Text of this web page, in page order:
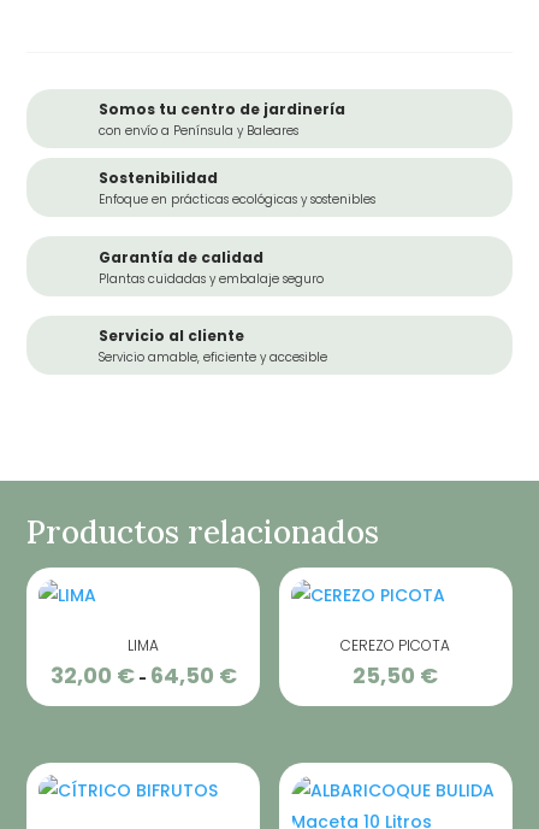
Somos tu centro de jardinería
con envío a Península y Baleares
Sostenibilidad
Enfoque en prácticas ecológicas y sostenibles
Garantía de calidad
Plantas cuidadas y embalaje seguro
Servicio al cliente
Servicio amable, eficiente y accesible
Productos relacionados
LIMA
32,00 € - 64,50 €Rango
de
desde
32,00 €
CEREZO PICOTA
25,50 €